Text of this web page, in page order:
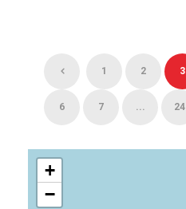
1 2 3
6 7 ... 24
+
−